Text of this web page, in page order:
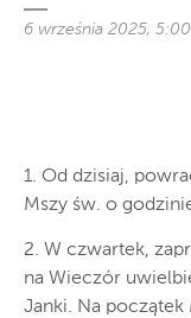
6 września 2025, 5:00
1. Od dzisiaj,
Mszy św. o
2. W czwartek,
na Wieczór
Janki. Na początek